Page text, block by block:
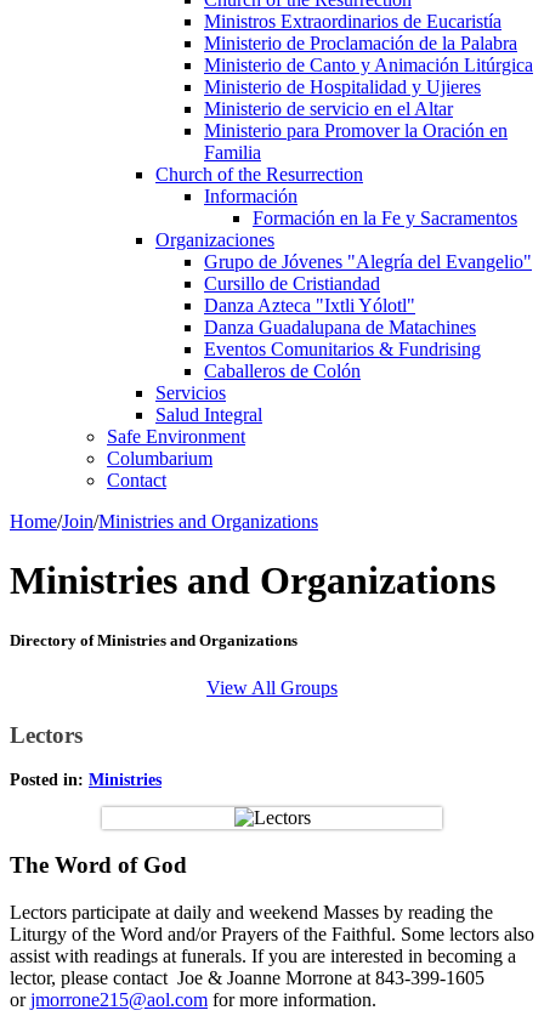
Ministros Extraordinarios de Eucaristía
Ministerio de Proclamación de la Palabra
Ministerio de Canto y Animación Litúrgica
Ministerio de Hospitalidad y Ujieres
Ministerio de servicio en el Altar
Ministerio para Promover la Oración en
Familia
Church of the Resurrection
Información
Formación en la Fe y Sacramentos
Organizaciones
Grupo de Jóvenes "Alegría del Evangelio"
Cursillo de Cristiandad
Danza Azteca "Ixtli Yólotl"
Danza Guadalupana de Matachines
Eventos Comunitarios & Fundrising
Caballeros de Colón
Servicios
Salud Integral
Safe Environment
Columbarium
Contact
Home/Join/Ministries and Organizations
Ministries and Organizations
Directory of Ministries and Organizations
View All Groups
Lectors
Posted in: Ministries
The Word of God
Lectors participate at daily and weekend Masses by reading the
Liturgy of the Word and/or Prayers of the Faithful. Some lectors also
assist with readings at funerals. If you are interested in becoming a
lector, please contact Joe & Joanne Morrone at 843-399-1605
orjmorrone215@aol.com for more information.